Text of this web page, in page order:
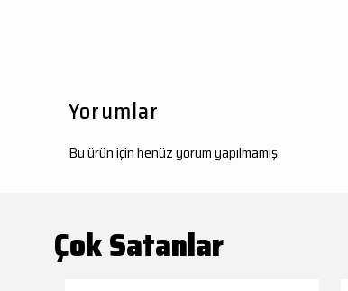
Yorumlar
Bu ürün için henüz yorum yapılmamış.
Çok Satanlar